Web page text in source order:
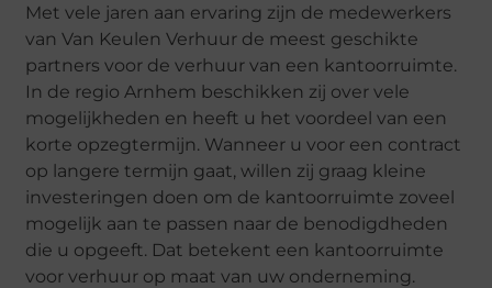
Met vele jaren aan ervaring zijn de medewerkers
van Van Keulen Verhuur de meest geschikte
partners voor de verhuur van een kantoorruimte.
In de regio Arnhem beschikken zij over vele
mogelijkheden en heeft u het voordeel van een
korte opzegtermijn. Wanneer u voor een contract
op langere termijn gaat, willen zij graag kleine
investeringen doen om de kantoorruimte zoveel
mogelijk aan te passen naar de benodigdheden
die u opgeeft. Dat betekent een kantoorruimte
voor verhuur op maat van uw onderneming.